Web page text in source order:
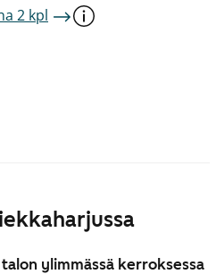
ylimmässä kerroksessa
2 kpl